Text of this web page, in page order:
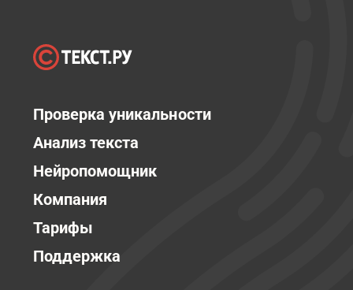
Проверка уникальности
Анализ текста
Нейропомощник
Компания
Тарифы
Поддержка